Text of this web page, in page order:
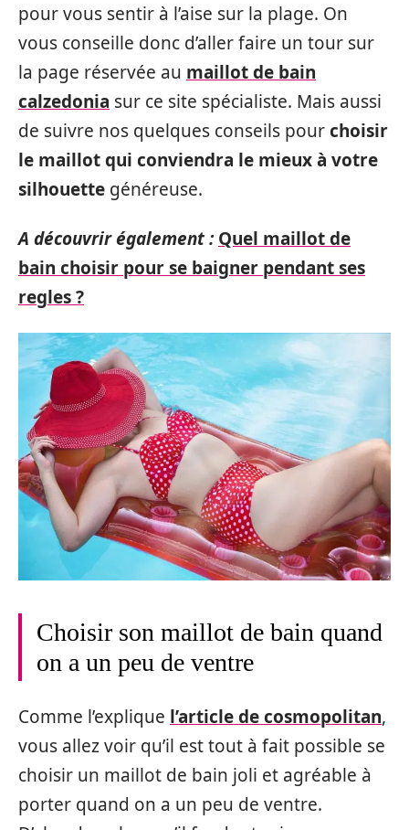
pour vous sentir à l’aise sur la plage. On
vous conseille donc d’aller faire un tour sur
la page réservée au maillot de bain
calzedonia sur ce site spécialiste. Mais aussi
de suivre nos quelques conseils pourchoisir
le maillot qui conviendra le mieux à votre
silhouette généreuse.
A découvrir également : Quel maillot de
bain choisir pour se baigner pendant ses
regles ?
Choisir son maillot de bain quand
on a un peu de ventre
Comme l’explique l’article de cosmopolitan,
vous allez voir qu’il est tout à fait possible se
choisir un maillot de bain joli et agréable à
porter quand on a un peu de ventre.